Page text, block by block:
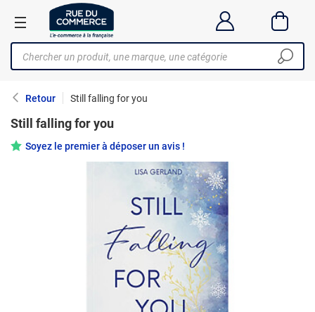
Retour Still falling for you
Still falling for you
Soyez le premier à déposer un avis !